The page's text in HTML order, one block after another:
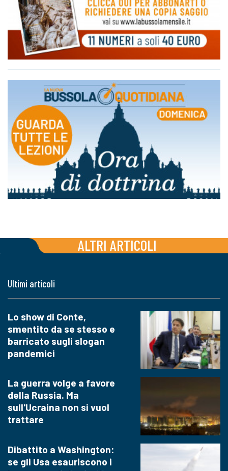
ALTRI ARTICOLI
Ultimi articoli
Lo show di Conte,
smentito da se stesso e
barricato sugli slogan
pandemici
La guerra volge a favore
della Russia. Ma
sull'Ucraina non si vuol
trattare
Dibattito a Washington:
se gli Usa esauriscono i